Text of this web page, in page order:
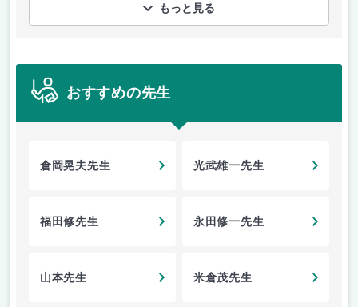
もっと見る
おすすめの先生
倉岡晃夫先生 光武雄一先生
福田修先生 永田修一先生
山本先生 米倉茂先生